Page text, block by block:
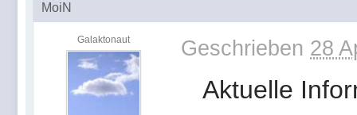
MoiN
Galaktonaut Geschrieben 28
Aktuelle